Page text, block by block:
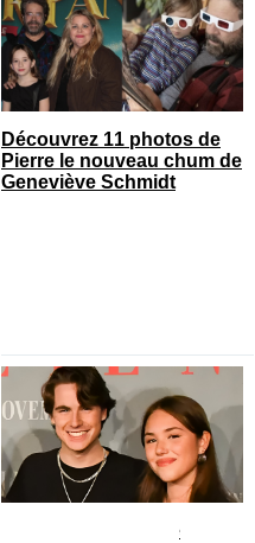
Découvrez 11 photos de
Pierre le nouveau chum de
Geneviève Schmidt
Le fils de Véronique